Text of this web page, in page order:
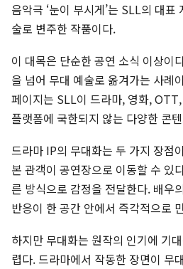
음악극 ‘눈이 부시게’는 SLL의 대
술로 변주한 작품이다.
이 대목은 단순한 공연 소식 이상이
을 넘어 무대 예술로 옮겨가는 사례
페이지는 SLL이 드라마, 영화,
플랫폼에 국한되지 않는 다양한 콘
드라마 IP의 무대화는 두 가지 장점
본 관객이 공연장으로 이동할 수 있
른 방식으로 감정을 전달한다. 배우
반응이 한 공간 안에서 즉각적으로
하지만 무대화는 원작의 인기에 기
렵다. 드라마에서 작동한 장면이 무